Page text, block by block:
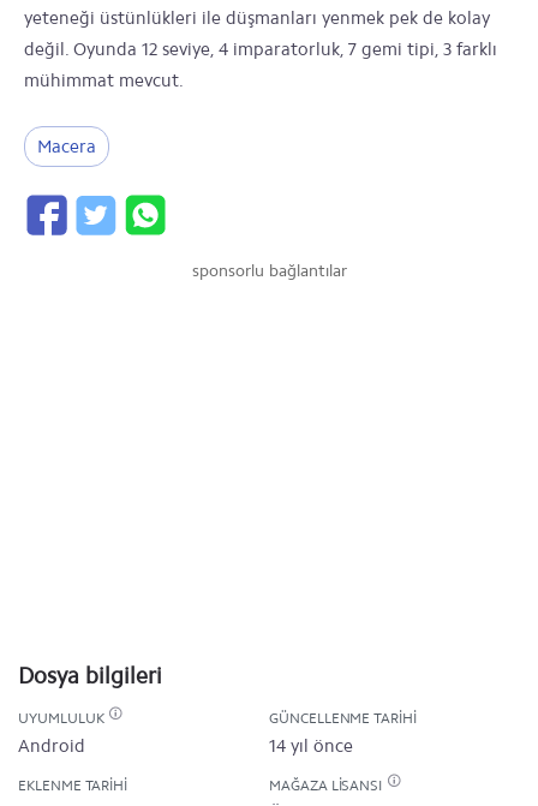
yeteneği üstünlükleri ile düşmanları yenmek pek de kolay
değil. Oyunda 12 seviye, 4 imparatorluk, 7 gemi tipi, 3 farklı
mühimmat mevcut.
Macera
sponsorlu bağlantılar
Dosya bilgileri
UYUMLULUK
Android
GÜNCELLENME TARIHI
14 yıl önce
EKLENME TARIHI MAĞAZA LISANSI